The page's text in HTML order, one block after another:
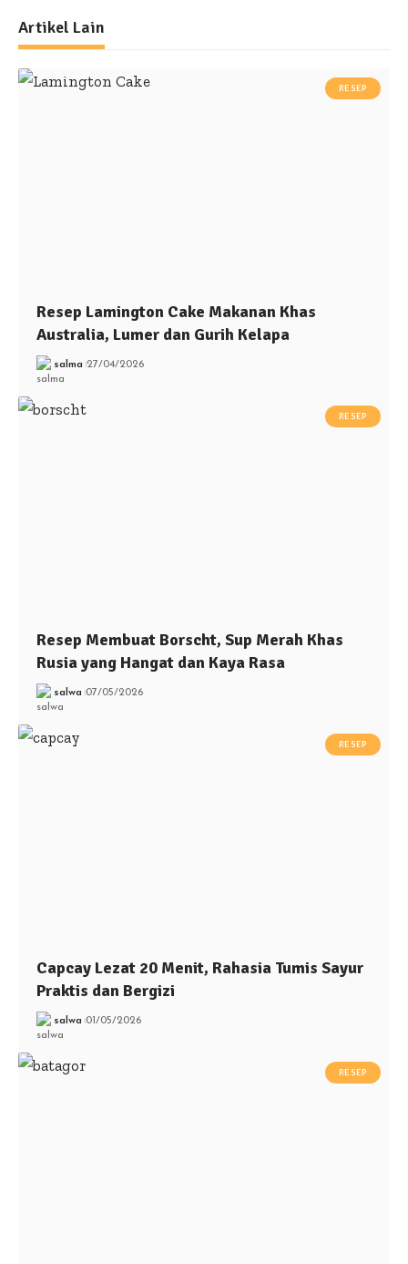
Artikel Lain
RESEP
Resep Lamington Cake Makanan Khas
Australia, Lumer dan Gurih Kelapa
salma 27/04/2026
RESEP
Resep Membuat Borscht, Sup Merah Khas
Rusia yang Hangat dan Kaya Rasa
salwa 07/05/2026
RESEP
Capcay Lezat 20 Menit, Rahasia Tumis Sayur
Praktis dan Bergizi
salwa 01/05/2026
RESEP